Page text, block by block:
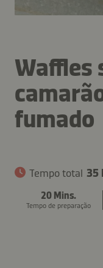
Waffles
fumado
Tempo total 35
20 Mins.
Tempo de preparação